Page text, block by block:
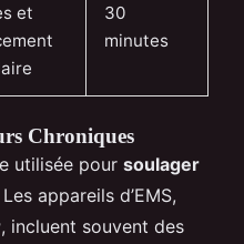
et
30
minutes
Chroniques
utilisée pour soulager
Les appareils d’EMS,
, incluent souvent des